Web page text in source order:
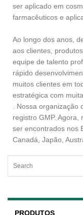
ser aplicado em
farmacêuticos e
Ao longo dos anos,
aos clientes,
equipe de talento
rápido
muitos clientes em
estratégica com
. Nossa organização
registro GMP.
ser encontrados nos
Canadá, Japão,
PRODUTOS